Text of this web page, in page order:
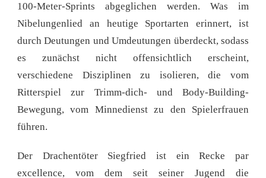
100-Meter-Sprints abgeglichen werden. Was im
Nibelungenlied an heutige Sportarten erinnert, ist
durch Deutungen und Umdeutungen überdeckt, sodass
es zunächst nicht offensichtlich erscheint,
verschiedene Disziplinen zu isolieren, die vom
Ritterspiel zur Trimm-dich- und Body-Building-
Bewegung, vom Minnedienst zu den Spielerfrauen
führen.
Der Drachentöter Siegfried ist ein Recke par
excellence, vom dem seit seiner Jugend die